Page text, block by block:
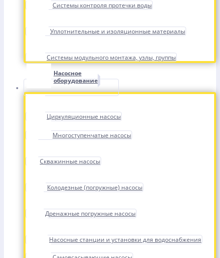
Системы контроля протечки воды
Уплотнительные и изоляционные материалы
Системы модульного монтажа, узлы, группы
Насосное
оборудование
Циркуляционные насосы
Многоступенчатые насосы
Скважинные насосы
Колодезные (погружные) насосы
Дренажные погружные насосы
Насосные станции и установки для водоснабжения